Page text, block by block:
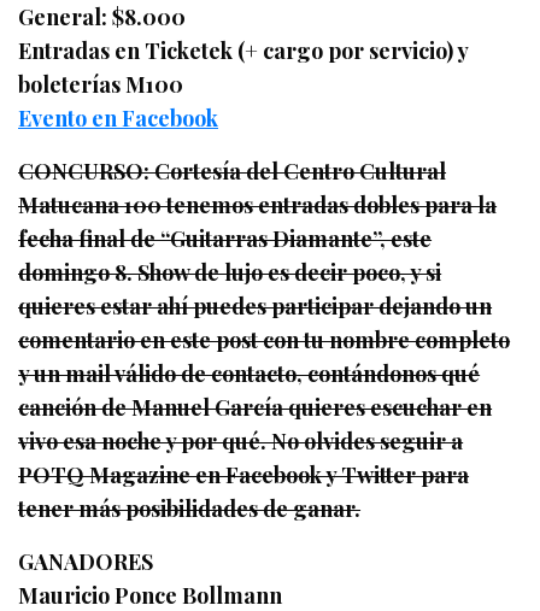
General: $8.000
Entradas en Ticketek (+ cargo por servicio) y
boleterías M100
Evento en Facebook
CONCURSO: Cortesía del Centro Cultural
Matucana 100 tenemos entradas dobles para la
fecha final de “Guitarras Diamante”, este
domingo 8. Show de lujo es decir poco, y si
quieres estar ahí puedes participar dejando un
comentario en este post con tu nombre completo
y un mail válido de contacto, contándonos qué
canción de Manuel García quieres escuchar en
vivo esa noche y por qué. No olvides seguir a
POTQ Magazine en Facebook y Twitter para
tener más posibilidades de ganar.
GANADORES
Mauricio Ponce Bollmann